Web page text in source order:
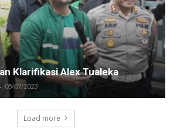
Klarifikasi Alex Tualeka
- 05/07/2023
Load more